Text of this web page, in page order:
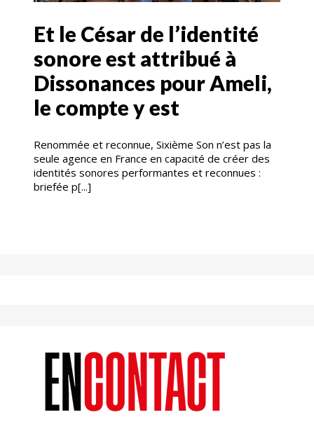
Et le César de l’identité
sonore est attribué à
Dissonances pour Ameli,
le compte y est
Renommée et reconnue, Sixième Son n’est pas la
seule agence en France en capacité de créer des
identités sonores performantes et reconnues :
briefée p[...]